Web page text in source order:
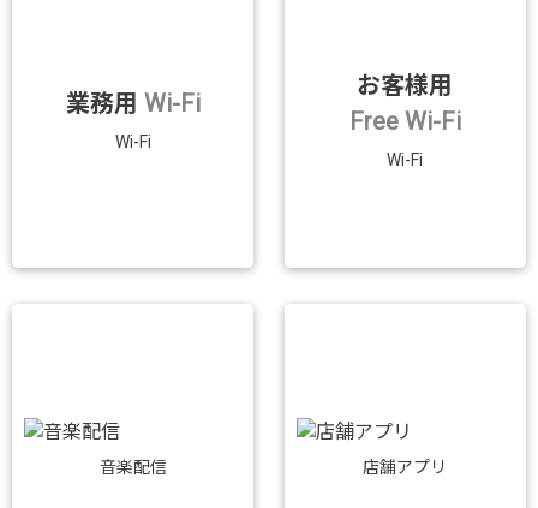
業務用 Wi-Fi
Wi-Fi
お客様用
Free Wi-Fi
Wi-Fi
音楽配信 店舗アプリ